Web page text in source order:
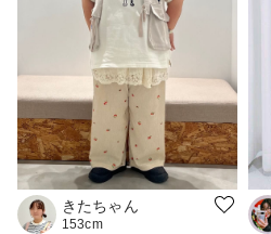
きたちゃん
153cm